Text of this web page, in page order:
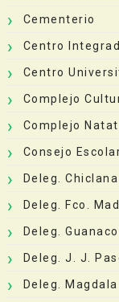
Cementerio
Centro
Centro
Complejo
Complejo
Consejo
Deleg. Chiclana
Deleg. Fco.
Deleg. Guanaco
Deleg. J. J.
Deleg. Magdala